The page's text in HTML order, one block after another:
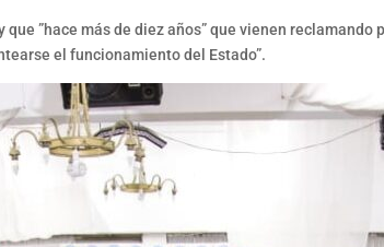
”hace más de diez años” que vienen
el funcionamiento del Estado”.